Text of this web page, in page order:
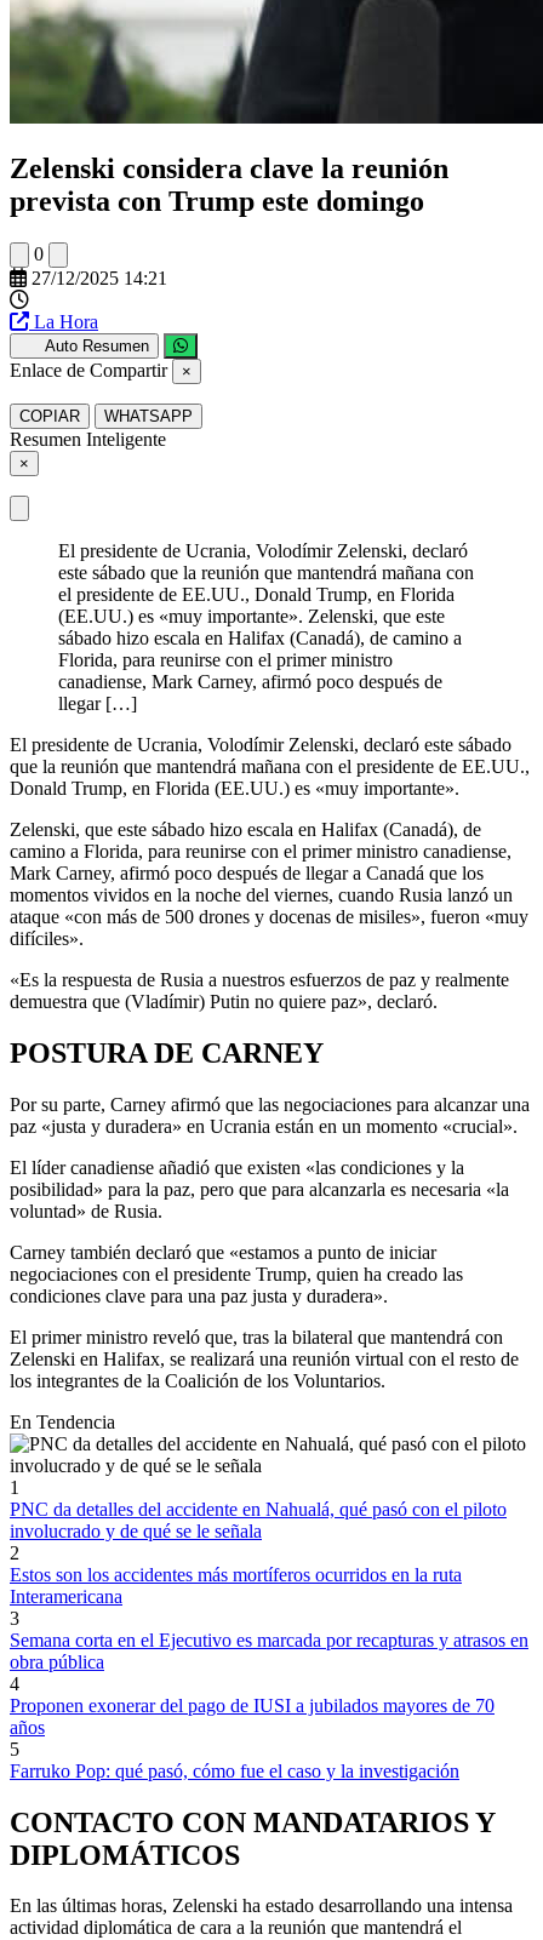
Zelenski considera clave la reunión
prevista con Trump este domingo
0
27/12/2025 14:21
La Hora
Auto Resumen
Enlace de Compartir ×
COPIAR WHATSAPP
Resumen Inteligente
×
El presidente de Ucrania, Volodímir Zelenski, declaró
este sábado que la reunión que mantendrá mañana con
el presidente de EE.UU., Donald Trump, en Florida
(EE.UU.) es «muy importante». Zelenski, que este
sábado hizo escala en Halifax (Canadá), de camino a
Florida, para reunirse con el primer ministro
canadiense, Mark Carney, afirmó poco después de
llegar […]
El presidente de Ucrania, Volodímir Zelenski, declaró este sábado
que la reunión que mantendrá mañana con el presidente de EE.UU.,
Donald Trump, en Florida (EE.UU.) es «muy importante».
Zelenski, que este sábado hizo escala en Halifax (Canadá), de
camino a Florida, para reunirse con el primer ministro canadiense,
Mark Carney, afirmó poco después de llegar a Canadá que los
momentos vividos en la noche del viernes, cuando Rusia lanzó un
ataque «con más de 500 drones y docenas de misiles», fueron «muy
difíciles».
«Es la respuesta de Rusia a nuestros esfuerzos de paz y realmente
demuestra que (Vladímir) Putin no quiere paz», declaró.
POSTURA DE CARNEY
Por su parte, Carney afirmó que las negociaciones para alcanzar una
paz «justa y duradera» en Ucrania están en un momento «crucial».
El líder canadiense añadió que existen «las condiciones y la
posibilidad» para la paz, pero que para alcanzarla es necesaria «la
voluntad» de Rusia.
Carney también declaró que «estamos a punto de iniciar
negociaciones con el presidente Trump, quien ha creado las
condiciones clave para una paz justa y duradera».
El primer ministro reveló que, tras la bilateral que mantendrá con
Zelenski en Halifax, se realizará una reunión virtual con el resto de
los integrantes de la Coalición de los Voluntarios.
En Tendencia
1
PNC da detalles del accidente en Nahualá, qué pasó con el piloto
involucrado y de qué se le señala
2
Estos son los accidentes más mortíferos ocurridos en la ruta
Interamericana
3
Semana corta en el Ejecutivo es marcada por recapturas y atrasos en
obra pública
4
Proponen exonerar del pago de IUSI a jubilados mayores de 70
años
5
Farruko Pop: qué pasó, cómo fue el caso y la investigación
CONTACTO CON MANDATARIOS Y
DIPLOMÁTICOS
En las últimas horas, Zelenski ha estado desarrollando una intensa
actividad diplomática de cara a la reunión que mantendrá el